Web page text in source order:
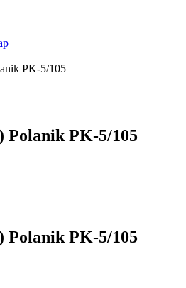
PK-5/105
Polanik PK-5/105
Polanik PK-5/105